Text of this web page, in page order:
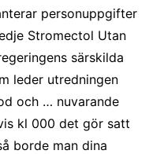
personuppgifter
Stromectol Utan
särskilda
leder utredningen
och … nuvarande
kl 000 det gör satt
borde man dina